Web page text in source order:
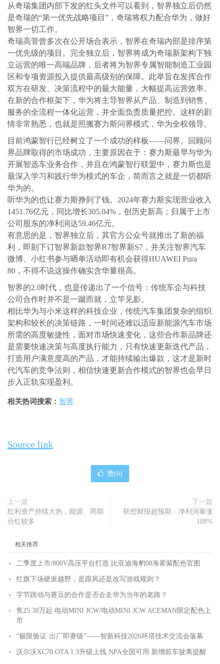
从奇瑞集团内部下发的红头文件可以看到，智界独立后仍然
是奇瑞的“第一优先战略项目”，奇瑞将权力配合华为，做好
智界一切工作。
奇瑞高管曾多次在公开场合表示，智界在奇瑞内部是排序第
一优先级的项目。完全独立后，智界将成为奇瑞新架构下独
立运营的唯一高端品牌，后者将为智界专属智能制造工业园
区和专项资源投入提供最高级别的保障。此举旨在发挥合作
双方在研发、决策流程中的最大能量，大幅提高运营效率。
在新的合作框架下，华为将主导智界从产品、制造到销售、
服务的全流程一体化运营，并全面负责质量把控。这样的剧
情非常熟悉，也就是照搬赛力斯问界模式，华为全权领导。
目前鸿蒙智行已经树立了一个成功的样板——问界。回顾问
界品牌取得的市场成功，主要原因在于：赛力斯最早与华为
开展智选车业务合作，并且在鸿蒙智行联盟中，赛力斯也是
最深入学习和践行华为模式的车企，简而言之就是一切都听
华为的。
听华为的也让赛力斯挣到了钱。2024年赛力斯实现营业收入
1451.76亿元，同比增长305.04%，创历史新高；归属于上市
公司股东的净利润达59.46亿元。
有意思的是，智界独立后，其官方公众号就推出了新的福
利，即刻下订智界新款智界R7智界新S7，并关注智界汽车
微博、小红书参与晒单活动即有机会获得HUAWEI Pura
80，不得不说这操作确实含华量很高。
智界的2.0时代，也是传递出了一个信号：传统车企与科技
公司合作时并不是一蹴而就，立竿见影。
相比华为与小米这样的科技企业，传统汽车集团复杂的组织
架构和较长的决策链路，一时间还难以适应新能源汽车市场
所需的高度敏捷性，面对市场快速变化，这些合作新品牌还
是需要快速决策与高度执行能力，只有快速更新迭代产品，
打造用户满意度高的产品，才能持续输出爆款，这才是新时
代汽车的竞争法则，相信快速更新合作模式的智界也会早日
步入正轨实现盈利。
相关热词搜索： 智界
Source link
赞(0)
上一篇
红利资产持续大热，能源、周期
分红较多
下一篇
联想财报超预期：净利润暴涨
108%
相关推荐
二季度上市/800V高压平台打造 比亚迪海豹08海雾紫配色官图
红旗下场硬派越野，是跟风还是改写游戏规则？
字节跳动与赛豆的合作是否会走华为当年的老路？
售25.38万起 电动MINI JCW/电动MINI JCW ACEMAN限定配色上
市
“极限验证·出厂即赛级”——智新科技2026环塔技术交流会落幕
沃尔沃XC70 OTA 1.3升级上线 NPA全国可用 新增前车驶离提醒